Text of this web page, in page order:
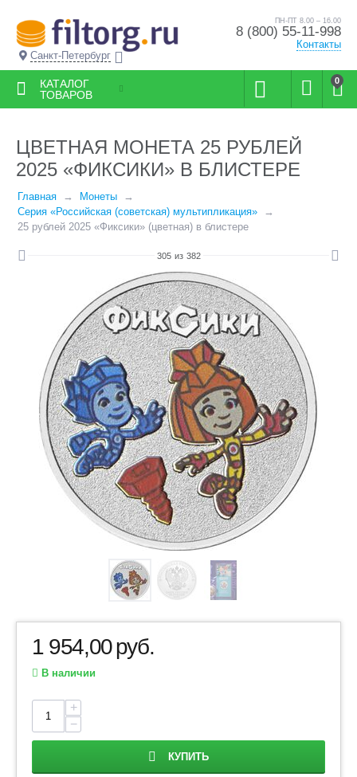
Санкт-Петербург
ПН-ПТ 8.00 – 16.00
8 (800) 55-11-998
Контакты
0
КАТАЛОГ
ТОВАРОВ
ЦВЕТНАЯ МОНЕТА 25 РУБЛЕЙ
2025 «ФИКСИКИ» В БЛИСТЕРЕ
Главная
Монеты
Серия «Российская (советская) мультипликация»
25 рублей 2025 «Фиксики» (цветная) в блистере
305 из 382
1 954,00руб.
В наличии
+
−
КУПИТЬ